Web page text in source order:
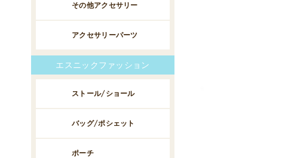
その他アクセサリー
アクセサリーパーツ
エスニックファッション
ストール/ショール
バッグ/ポシェット
ポーチ